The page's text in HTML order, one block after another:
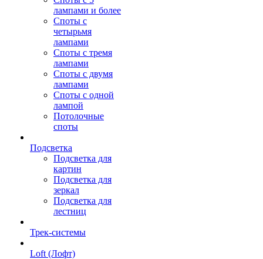
лампами и более
Споты с
четырьмя
лампами
Споты с тремя
лампами
Споты с двумя
лампами
Споты с одной
лампой
Потолочные
споты
Подсветка
Подсветка для
картин
Подсветка для
зеркал
Подсветка для
лестниц
Трек-системы
Loft (Лофт)